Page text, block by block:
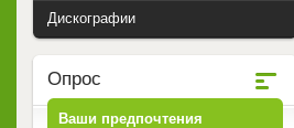
Дискографии
Опрос
Ваши предпочтения